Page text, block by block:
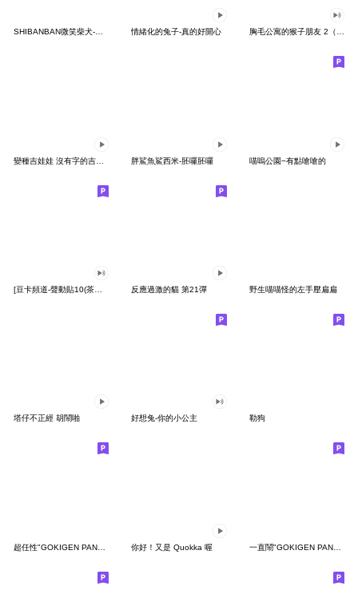
SHIBANBAN微笑柴犬-廢柴寶寶日常 情緒化的兔子-真的好開心 胸毛公寓的猴子朋友 2（有聲動態）
胖鯊魚鯊西米-胚囉胚囉 喵嗚公園−有點嗆嗆的
反應過激的貓 第21彈 野生喵喵怪的左手壓扁扁
塔仔不正經 胡鬧啪 好想兔-你的小公主 勒狗
你好！又是 Quokka 喔 一直鬧"GOKIGEN PANDA" 台灣版